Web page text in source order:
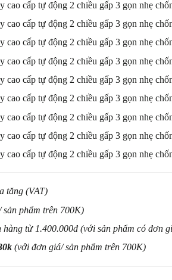
tăng (VAT)
phẩm trên 700K)
hàng từ 1.400.000đ(với sản phẩm có đơn
(với đơn giá/ sản phẩm trên 700K)